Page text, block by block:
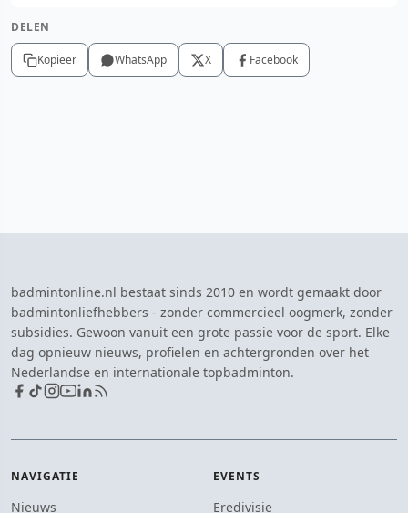
DELEN
Kopieer WhatsApp X Facebook
badmintonline.nl bestaat sinds 2010 en wordt gemaakt door
badmintonliefhebbers - zonder commercieel oogmerk, zonder
subsidies. Gewoon vanuit een grote passie voor de sport. Elke
dag opnieuw nieuws, profielen en achtergronden over het
Nederlandse en internationale topbadminton.
NAVIGATIE
Nieuws
EVENTS
Eredivisie